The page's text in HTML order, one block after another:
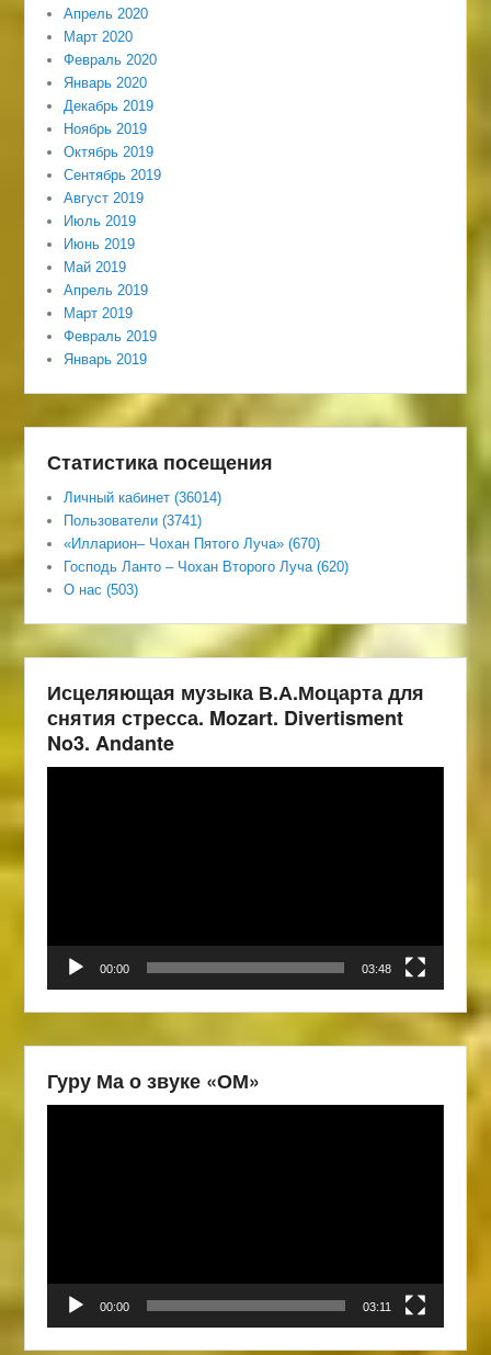
Апрель 2020
Март 2020
Февраль 2020
Январь 2020
Декабрь 2019
Ноябрь 2019
Октябрь 2019
Сентябрь 2019
Август 2019
Июль 2019
Июнь 2019
Май 2019
Апрель 2019
Март 2019
Февраль 2019
Январь 2019
Статистика посещения
Личный кабинет (36014)
Пользователи (3741)
«Илларион– Чохан Пятого Луча» (670)
Господь Ланто – Чохан Второго Луча (620)
О нас (503)
Исцеляющая музыка В.А.Моцарта для
снятия стресса. Mozart. Divertisment
No3. Andante
00:00 03:48
Гуру Ма о звуке «ОМ»
00:00 03:11